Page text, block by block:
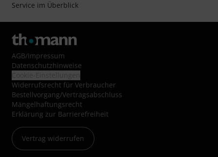
Service im Überblick
AGB/Impressum
Datenschutzhinweise
Widerrufsrecht für Verbraucher
Bestellvorgang/Vertragsabschluss
Mängelhaftungsrecht
Erklärung zur Barrierefreiheit
Vertrag widerrufen